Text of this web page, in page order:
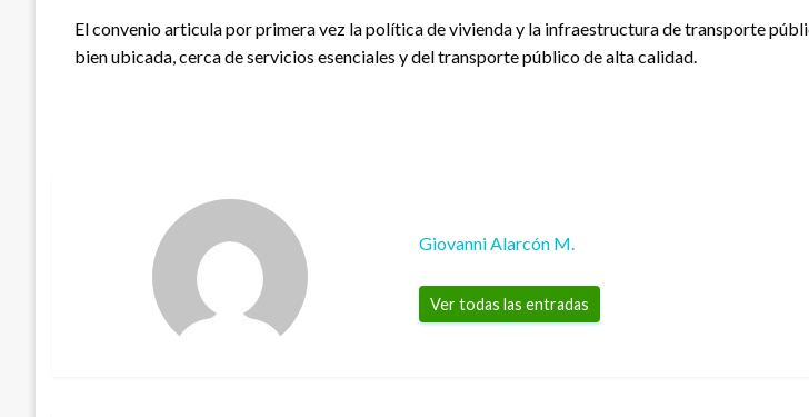
El convenio articula por primera vez la política de vivienda y la infraestructura de transporte
bien ubicada, cerca de servicios esenciales y del transporte público de alta calidad.
Giovanni Alarcón M.
Ver todas las entradas